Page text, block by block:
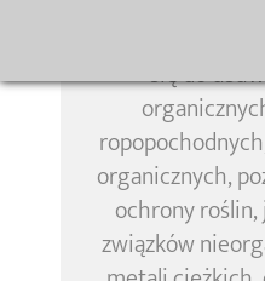
się do
organicznych,
ochrony roślin,
związków